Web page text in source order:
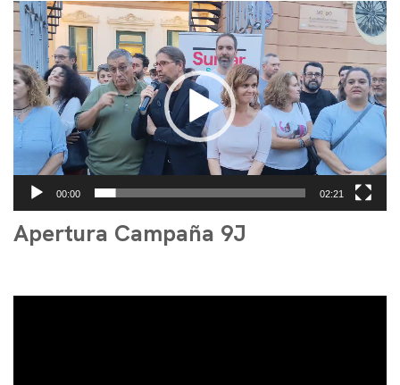
Reproductor
de
vídeo
00:00 02:21
Apertura Campaña 9J